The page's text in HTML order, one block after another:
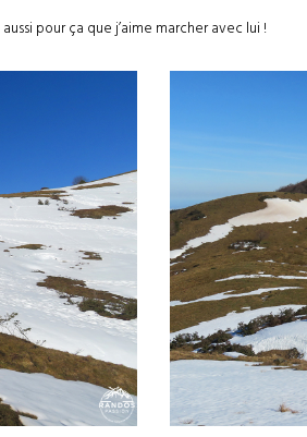
pour ça que j’aime marcher avec lui !